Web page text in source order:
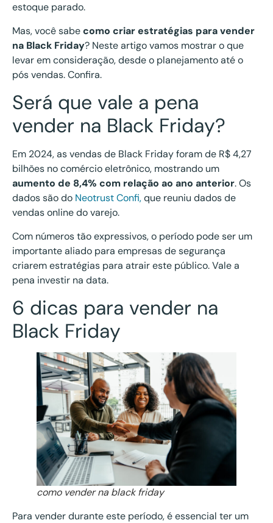
estoque parado.
Mas, você sabecomo criar estratégias para vender
na Black Friday? Neste artigo vamos mostrar o que
levar em consideração, desde o planejamento até o
pós vendas. Confira.
Será que vale a pena
vender na Black Friday?
Em 2024, as vendas de Black Friday foram de R$ 4,27
bilhões no comércio eletrônico, mostrando um
aumento de 8,4% com relação ao ano anterior. Os
dados são do Neotrust Confi,que reuniu dados de
vendas online do varejo.
Com números tão expressivos, o período pode ser um
importante aliado para empresas de segurança
criarem estratégias para atrair este público. Vale a
pena investir na data.
6 dicas para vender na
Black Friday
como vender na black friday
Para vender durante este período, é essencial ter um